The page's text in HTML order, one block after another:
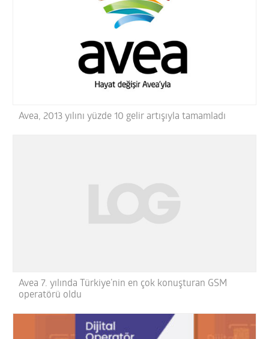
Avea, 2013 yılını yüzde 10 gelir artışıyla tamamladı
Avea 7. yılında Türkiye’nin en çok konuşturan GSM
operatörü oldu